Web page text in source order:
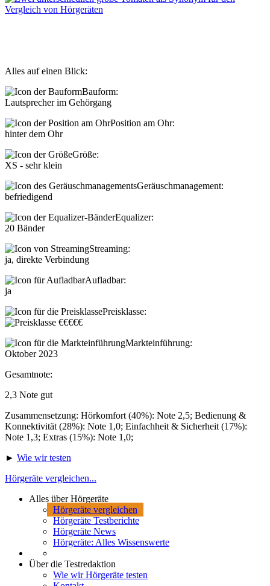
Alles auf einen Blick:
Bauform:
Lautsprecher im Gehörgang
Position am Ohr:
hinter dem Ohr
Größe:
XS - sehr klein
Geräuschmanagement:
befriedigend
Equalizer:
20 Bänder
Streaming:
ja, direkte Verbindung
Aufladbar:
ja
Preisklasse:
Markteinführung:
Oktober 2023
Gesamtnote:
2,3 Note gut
Zusammensetzung: Hörkomfort (40%): Note 2,5; Bedienung &
Konnektivität (28%): Note 1,0; Einfachheit & Sicherheit (17%):
Note 1,3; Extras (15%): Note 1,0;
► Wie wir testen
Hörgeräte vergleichen...
Alles über Hörgeräte
Hörgeräte vergleichen
Hörgeräte Testberichte
Hörgeräte News
Hörgeräte: Alles Wissenswerte
Über die Testredaktion
Wie wir Hörgeräte testen